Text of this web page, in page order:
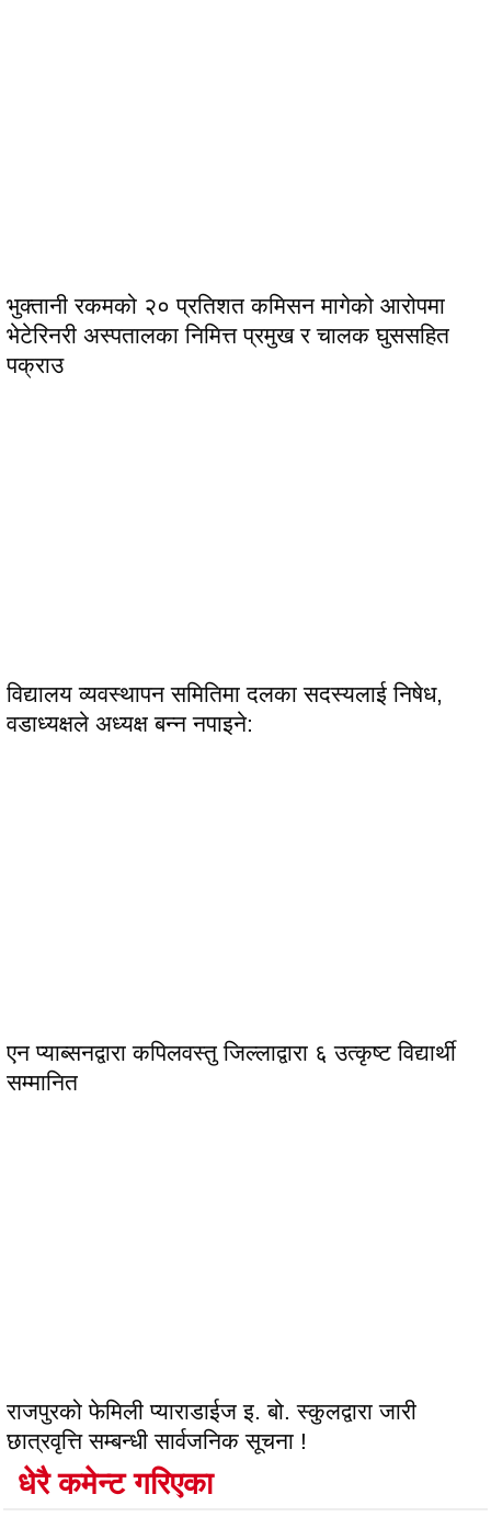
भुक्तानी रकमको २० प्रतिशत कमिसन मागेको आरोपमा
भेटेरिनरी अस्पतालका निमित्त प्रमुख र चालक घुससहित
पक्राउ
विद्यालय व्यवस्थापन समितिमा दलका सदस्यलाई निषेध,
वडाध्यक्षले अध्यक्ष बन्न नपाइने:
एन प्याब्सनद्वारा कपिलवस्तु जिल्लाद्वारा ६ उत्कृष्ट विद्यार्थी
सम्मानित
राजपुरको फेमिली प्याराडाईज इ. बो. स्कुलद्वारा जारी
छात्रवृत्ति सम्बन्धी सार्वजनिक सूचना !
धेरै कमेन्ट गरिएका